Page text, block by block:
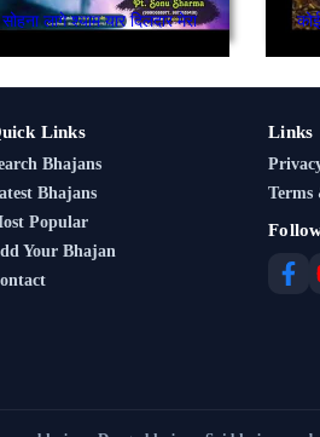
लागे श्याम यार दिलदार मेरा
Links
Bhajans
Bhajans
Popular
Your Bhajan
Links
Terms